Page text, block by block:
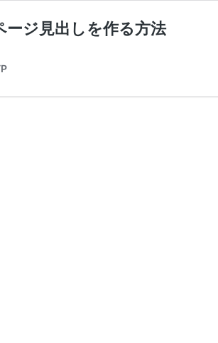
ジ見出しを作る方法